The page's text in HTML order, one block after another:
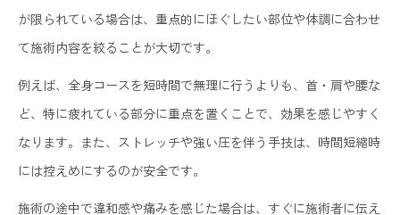
が限られている場合は、重点的にほぐしたい部位や体調に合わせ
て施術内容を絞ることが大切です。
例えば、全身コースを短時間で無理に行うよりも、首・肩や腰な
ど、特に疲れている部分に重点を置くことで、効果を感じやすく
なります。また、ストレッチや強い圧を伴う手技は、時間短縮時
には控えめにするのが安全です。
施術の途中で違和感や痛みを感じた場合は、すぐに施術者に伝え